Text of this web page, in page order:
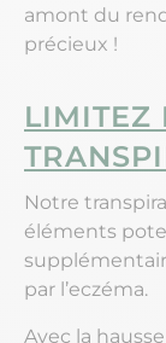
amont du
précieux !
LIMITEZ
Notre
éléments
par l’eczéma.
Avec la